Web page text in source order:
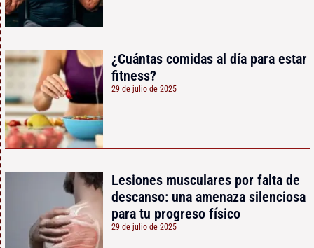
¿Cuántas comidas al día para estar
fitness?
29 de julio de 2025
Lesiones musculares por falta de
descanso: una amenaza silenciosa
para tu progreso físico
29 de julio de 2025